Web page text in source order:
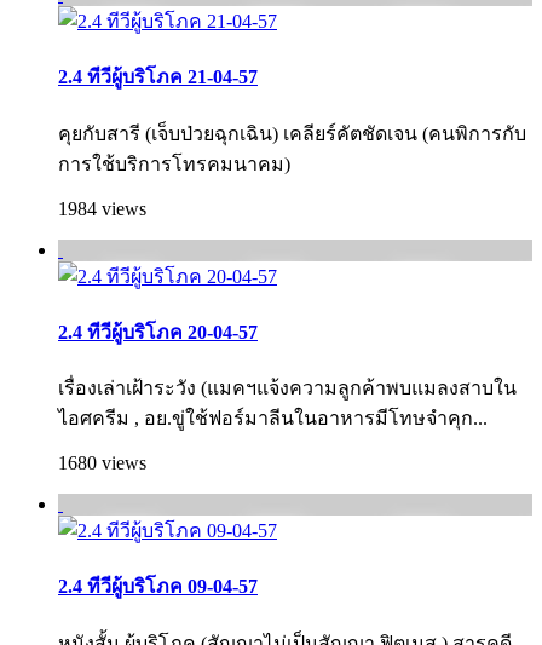
2.4 ทีวีผู้บริโภค 21-04-57
คุยกับสารี (เจ็บป่วยฉุกเฉิน) เคลียร์คัตชัดเจน (คนพิการกับ
การใช้บริการโทรคมนาคม)
1984 views
2.4 ทีวีผู้บริโภค 20-04-57
เรื่องเล่าเฝ้าระวัง (แมคฯแจ้งความลูกค้าพบแมลงสาบใน
ไอศครีม , อย.ขู่ใช้ฟอร์มาลีนในอาหารมีโทษจำคุก...
1680 views
2.4 ทีวีผู้บริโภค 09-04-57